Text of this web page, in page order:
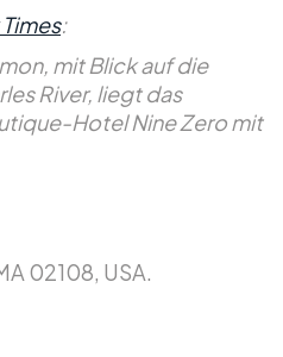
:
mit Blick auf die
River, liegt das
Hotel Nine Zero mit
02108, USA.